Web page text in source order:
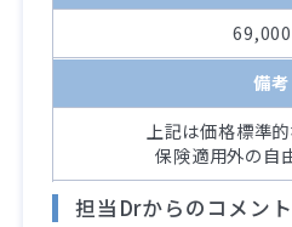
備考
上記は価格標準的
保険適用外の自
担当Drからのコメント